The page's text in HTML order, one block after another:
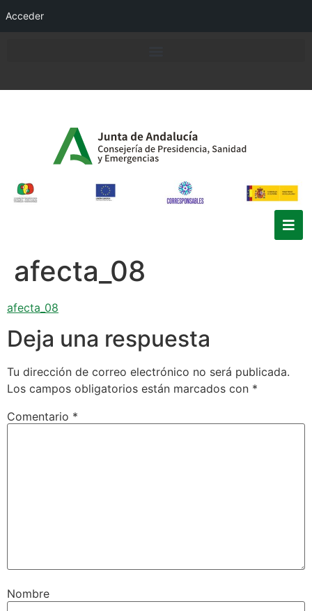
Acceder
afecta_08
afecta_08
Deja una respuesta
Tu dirección de correo electrónico no será publicada.
Los campos obligatorios están marcados con *
Comentario *
Nombre